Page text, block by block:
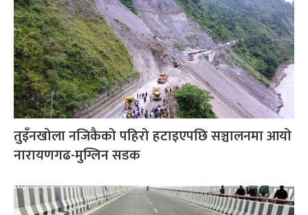
तुइँनखोला नजिकैको पहिरो हटाइएपछि सञ्चालनमा आयो
नारायणगढ-मुग्लिन सडक